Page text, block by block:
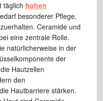
täglich hohen
besonderer Pflege,
Ceramide und
eine zentrale Rolle.
natürlicherweise in der
der
Hautzellen
den
Hautbarriere stärken.